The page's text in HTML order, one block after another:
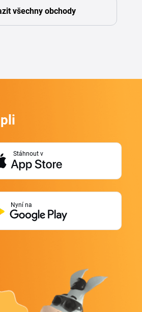
všechny obchody
Stáhnout v
Nyní na